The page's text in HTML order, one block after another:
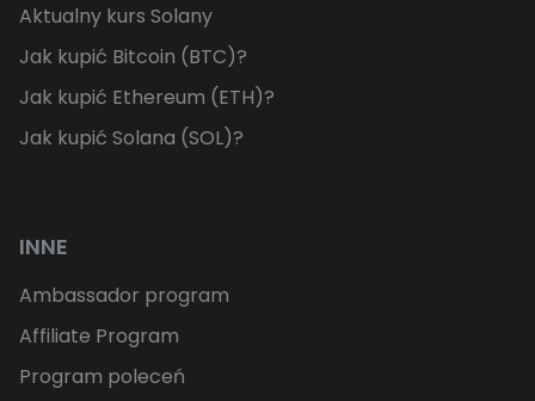
Aktualny kurs Solany
Jak kupić Bitcoin (BTC)?
Jak kupić Ethereum (ETH)?
Jak kupić Solana (SOL)?
INNE
Ambassador program
Affiliate Program
Program poleceń